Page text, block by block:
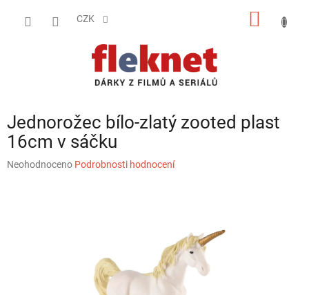
CZK
Jednorožec bílo-zlatý zooted plast
16cm v sáčku
Průměrné
Neohodnoceno Podrobnosti hodnocení